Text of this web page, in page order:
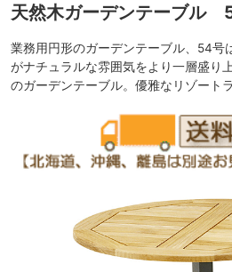
天然木ガーデンテーブル
業務用円形のガーデンテーブル、54号
がナチュラルな雰囲気をより一層盛り
のガーデンテーブル。優雅なリゾート